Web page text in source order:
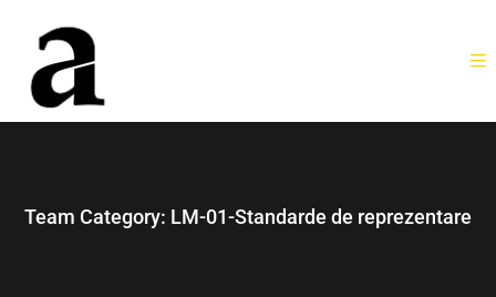
Team Category: LM-01-Standarde de reprezentare